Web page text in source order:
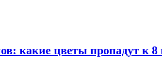
какие цветы пропадут к 8